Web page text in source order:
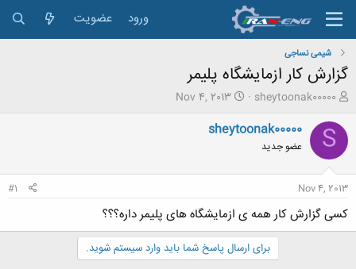
ورود عضویت
شیمی نساجی
گزارش کار ازمایشگاه پلیمر
ش
و
ع
ک
ه
م
sheytoonak00000
ت
ر
ی
ع
Nov 4, 2013
S
sheytoonak00000
عضو جدید
Nov 4, 2013
#1
کسی گزارش کار همه ی ازمایشگاه های پلیمر داره؟؟؟
برای ارسال پاسخ شما باید وارد سیستم شوید.